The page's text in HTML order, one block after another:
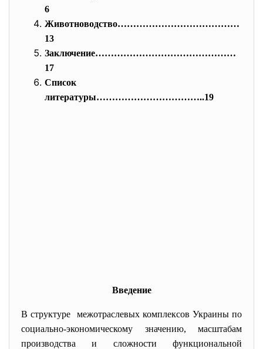
6
Животноводство…………………………………
13
Заключение………………………………………
17
Список
литературы……………………………..19
Введение
В структуре межотраслевых комплексов Украины по
социально-экономическому значению, масштабам
производства и сложности функциональной